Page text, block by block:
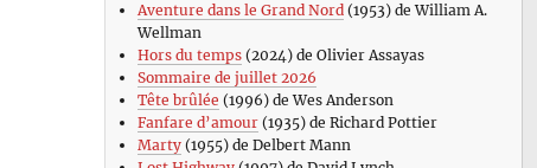
Aventure dans le Grand Nord(1953) de William A.
Wellman
Hors du temps(2024) de Olivier Assayas
Sommaire de juillet 2026
Tête brûlée (1996) de Wes Anderson
Fanfare d’amour(1935) de Richard Pottier
Marty(1955) de Delbert Mann